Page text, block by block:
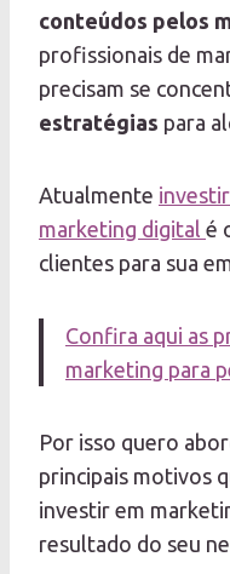
conteúdos pelos
profissionais de
precisam se
estratégias para
Atualmente
marketing digital é
clientes para sua
Confira aqui as
marketing para
Por isso quero
principais motivos
investir em
resultado do seu